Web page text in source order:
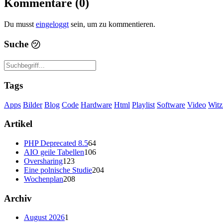
Kommentare (0)
Du musst eingeloggt sein, um zu kommentieren.
Suche ㋡
Tags
Apps Bilder Blog Code Hardware Html Playlist Software Video
Artikel
PHP Deprecated 8.564
AIO geile Tabellen106
Oversharing123
Eine polnische Studie204
Wochenplan208
Archiv
August 20261